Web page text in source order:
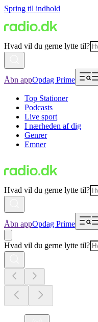
Spring til indhold
Hvad vil du gerne lytte til?
Åbn appOpdag Prime
Top Stationer
Podcasts
Live sport
I nærheden af dig
Genrer
Emner
Hvad vil du gerne lytte til?
Åbn appOpdag Prime
Hvad vil du gerne lytte til?